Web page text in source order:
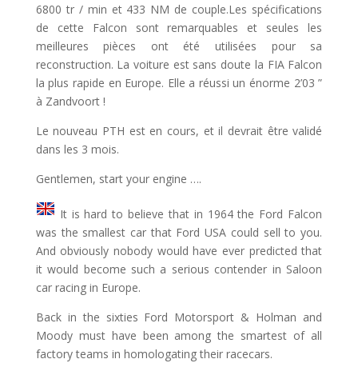
6800 tr / min et 433 NM de couple.Les spécifications
de cette Falcon sont remarquables et seules les
meilleures pièces ont été utilisées pour sa
reconstruction. La voiture est sans doute la FIA ​​Falcon
la plus rapide en Europe. Elle a réussi un énorme 2’03 ”
à Zandvoort !
Le nouveau PTH est en cours, et il devrait être validé
dans les 3 mois.
Gentlemen, start your engine ….
It is hard to believe that in 1964 the Ford Falcon
was the smallest car that Ford USA could sell to you.
And obviously nobody would have ever predicted that
it would become such a serious contender in Saloon
car racing in Europe.
Back in the sixties Ford Motorsport & Holman and
Moody must have been among the smartest of all
factory teams in homologating their racecars.